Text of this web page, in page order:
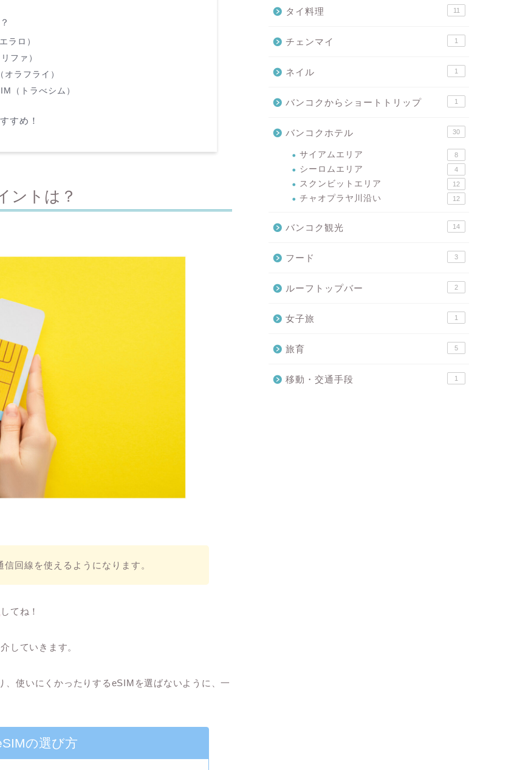
ラロ）
ファ）
ラフライ）
（トラべシム）
すめ！
ントは？
回線を使えるようになります。
してね！
していきます。
使いにくかったりするeSIMを選ばないように、一
の選び方
タイ料理 11
チェンマイ 1
ネイル 1
バンコクからショートトリップ 1
バンコクホテル 30
サイアムエリア 8
シーロムエリア 4
スクンビットエリア 12
チャオプラヤ川沿い 12
バンコク観光 14
フード 3
ルーフトップバー 2
女子旅 1
旅育 5
移動・交通手段 1